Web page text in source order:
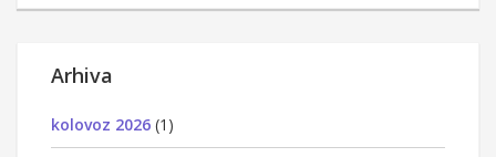
Arhiva
kolovoz 2026 (1)